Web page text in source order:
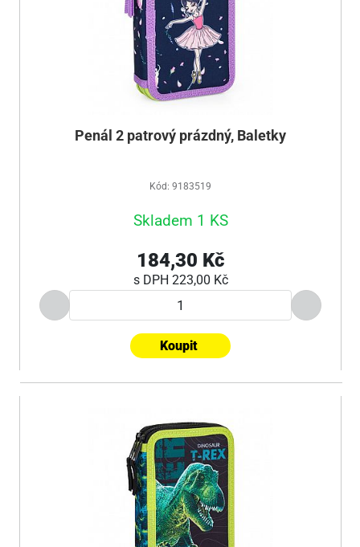
Penál 2 patrový prázdný, Baletky
Kód: 9183519
Skladem 1 KS
184,30 Kč
s DPH 223,00 Kč
Koupit